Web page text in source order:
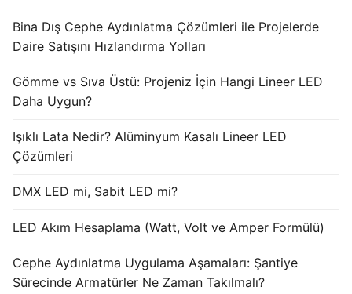
Işık Kontrol Sistemleri
İç Mekan LED Driver
DMX BİLGİ
DMX Nedir? Ürün Çeşitleri Nelerdir?
Cephe Animasyon LEDLine Serisi
Bina Dış Cephe Aydınlatma Çözümleri ile Projelerde
Daire Satışını Hızlandırma Yolları
Gömme vs Sıva Üstü: Projeniz İçin Hangi Lineer LED
Daha Uygun?
Işıklı Lata Nedir? Alüminyum Kasalı Lineer LED
Çözümleri
DMX LED mi, Sabit LED mi?
LED Akım Hesaplama (Watt, Volt ve Amper Formülü)
Cephe Aydınlatma Uygulama Aşamaları: Şantiye
Sürecinde Armatürler Ne Zaman Takılmalı?